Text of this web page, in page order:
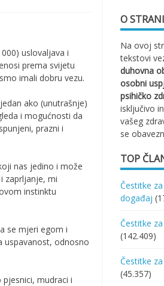
uslovaljava i
prema svijetu
imali dobru vezu.
ako (unutrašnje)
i mogućnosti da
prazni i
nas jedino i može
zaprljanje, mi
instinktu
se mjeri egom i
uspavanost, odnosno
mudraci i
O
Na ovoj
tekstovi
duhovna
osobni
psihičko
isključivo
vašeg
se
TOP
Čestitke
događaj
Čestitke
(142.409)
Čestitke
(45.357)